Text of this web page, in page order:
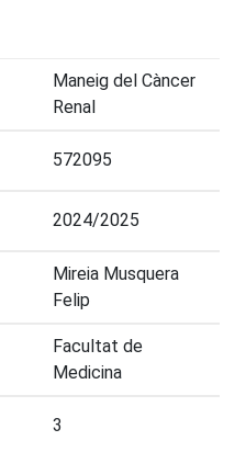
Maneig del Càncer
Renal
572095
2024/2025
Mireia Musquera
Felip
Facultat de
Medicina
3